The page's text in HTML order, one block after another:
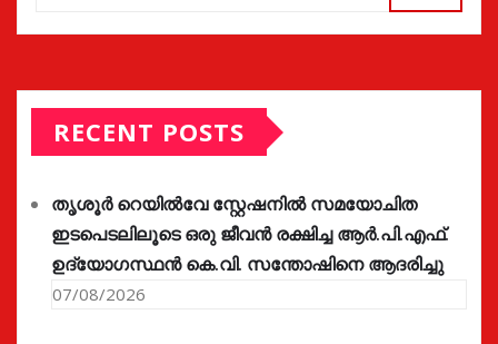
RECENT POSTS
തൃശൂർ റെയിൽവേ സ്റ്റേഷനിൽ സമയോചിത
ഇടപെടലിലൂടെ ഒരു ജീവൻ രക്ഷിച്ച ആർ.പി.എഫ്.
ഉദ്യോഗസ്ഥൻ കെ.വി. സന്തോഷിനെ ആദരിച്ചു
07/08/2026